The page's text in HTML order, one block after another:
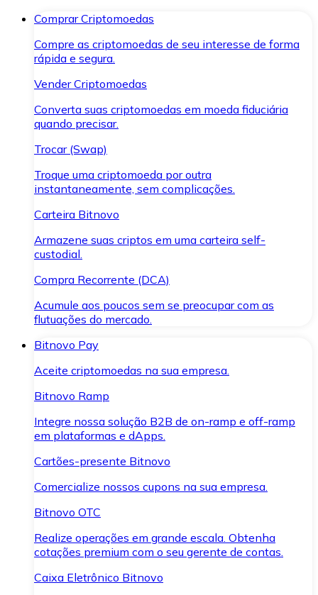
Comprar Criptomoedas
Compre as criptomoedas de seu interesse de forma
rápida e segura.
Vender Criptomoedas
Converta suas criptomoedas em moeda fiduciária
quando precisar.
Trocar (Swap)
Troque uma criptomoeda por outra
instantaneamente, sem complicações.
Carteira Bitnovo
Armazene suas criptos em uma carteira self-
custodial.
Compra Recorrente (DCA)
Acumule aos poucos sem se preocupar com as
flutuações do mercado.
Bitnovo Pay
Aceite criptomoedas na sua empresa.
Bitnovo Ramp
Integre nossa solução B2B de on-ramp e off-ramp
em plataformas e dApps.
Cartões-presente Bitnovo
Comercialize nossos cupons na sua empresa.
Bitnovo OTC
Realize operações em grande escala. Obtenha
cotações premium com o seu gerente de contas.
Caixa Eletrônico Bitnovo